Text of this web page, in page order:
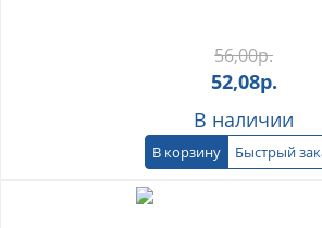
56,00р.
52,08р.
В наличии
В корзину Быстрый